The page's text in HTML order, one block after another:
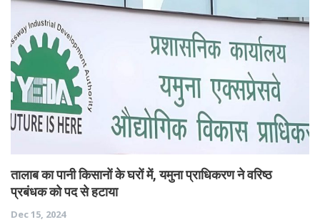
तालाब का पानी किसानों के घरों में, यमुना प्राधिकरण ने वरिष्ठ
प्रबंधक को पद से हटाया
Dec 15, 2024